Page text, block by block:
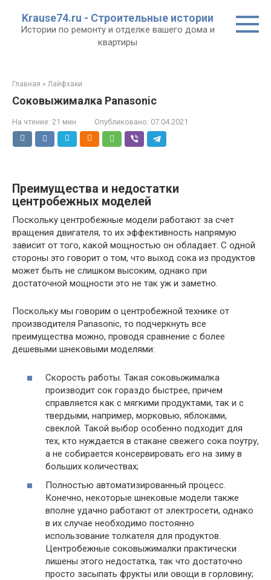
контенту
Krause74.ru - Строительные истории
Истории по ремонту и отделке вашего дома и
квартиры
Главная » Лайфхаки
Соковыжималка Рanasonic
На чтение: 21 мин Опубликовано: 07.04.2021
Преимущества и недостатки
центробежных моделей
Поскольку центробежные модели работают за счет
вращения двигателя, то их эффективность напрямую
зависит от того, какой мощностью он обладает. С одной
стороны это говорит о том, что выход сока из продуктов
может быть не слишком высоким, однако при
достаточной мощности это не так уж и заметно.
Поскольку мы говорим о центробежной технике от
производителя Panasonic, то подчеркнуть все
преимущества можно, проводя сравнение с более
дешевыми шнековыми моделями:
Скорость работы. Такая соковыжималка
производит сок гораздо быстрее, причем
справляется как с мягкими продуктами, так и с
твердыми, например, морковью, яблоками,
свеклой. Такой выбор особенно подходит для
тех, кто нуждается в стакане свежего сока поутру,
а не собирается консервировать его на зиму в
больших количествах;
Полностью автоматизированный процесс.
Конечно, некоторые шнековые модели также
вполне удачно работают от электросети, однако
в их случае необходимо постоянно
использование толкателя для продуктов.
Центробежные соковыжималки практически
лишены этого недостатка, так что достаточно
просто засыпать фрукты или овощи в горловину;